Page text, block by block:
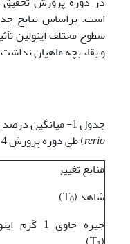
سطوح مختلف اینولین
و بقاء بچه ماهیان نداشت
جدول 1- میانگین درصد بازماندگی در ماهی زبرا دانیو (
rerio) طی دوره پرورش 4 ماهه تغذیه شده با اینولین
منابع تغییر
شاهد (T0
)
جیره حاوی 1